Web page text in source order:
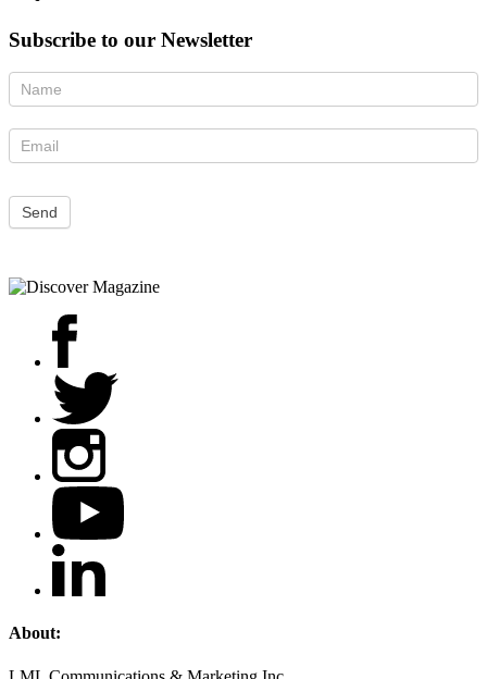
Subscribe to our Newsletter
Newsletter
Send
About: